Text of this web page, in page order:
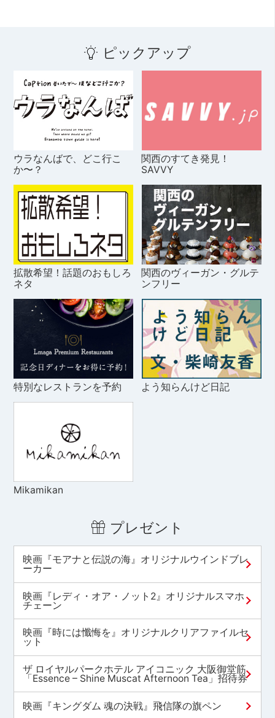
ピックアップ
ウラなんばで、どこ行こ
か〜？
関西のすてき発見！
SAVVY
拡散希望！話題のおもしろ
ネタ
関西のヴィーガン・グルテ
ンフリー
特別なレストランを予約 よう知らんけど日記
Mikamikan
プレゼント
映画『モアナと伝説の海』オリジナルウインドブレ
ーカー
映画『レディ・オア・ノット2』オリジナルスマホ
チェーン
映画『時には懺悔を』オリジナルクリアファイルセ
ット
ザ ロイヤルパークホテル アイコニック 大阪御堂筋
「Essence – Shine Muscat Afternoon Tea」招待券
映画『キングダム 魂の決戦』飛信隊の旗ペン